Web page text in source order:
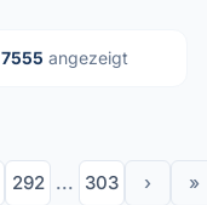
7555 angezeigt
292 ... 303 › »